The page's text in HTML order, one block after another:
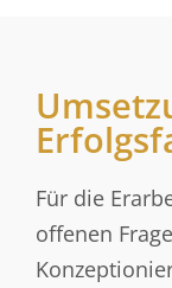
Für die
offenen